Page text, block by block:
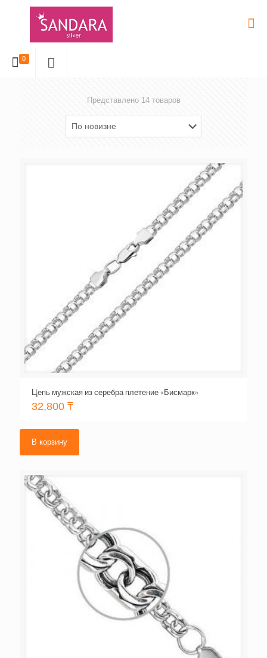
0
Представлено 14 товаров
Цепь мужская из серебра плетение «Бисмарк»
32,800 ₸
В корзину